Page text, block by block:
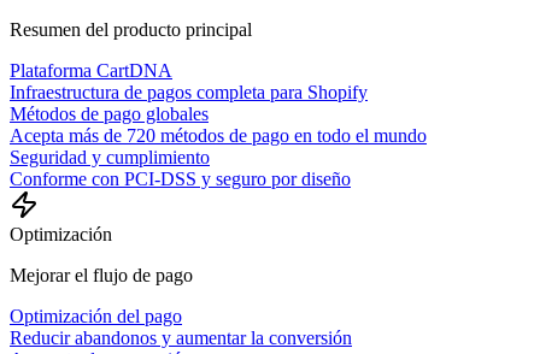
Resumen del producto principal
Plataforma CartDNA
Infraestructura de pagos completa para Shopify
Métodos de pago globales
Acepta más de 720 métodos de pago en todo el mundo
Seguridad y cumplimiento
Conforme con PCI-DSS y seguro por diseño
Optimización
Mejorar el flujo de pago
Optimización del pago
Reducir abandonos y aumentar la conversión